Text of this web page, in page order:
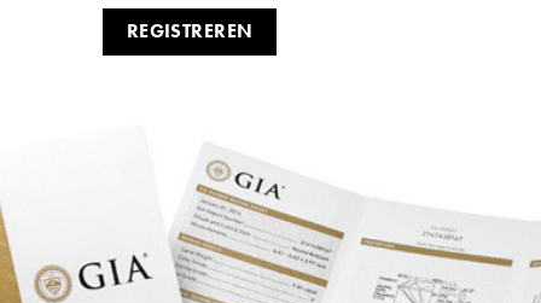
REGISTREREN